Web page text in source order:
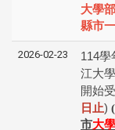
大學
縣市
2026-02-23 114學
江⼤
開始
⽇⽌) (
市大